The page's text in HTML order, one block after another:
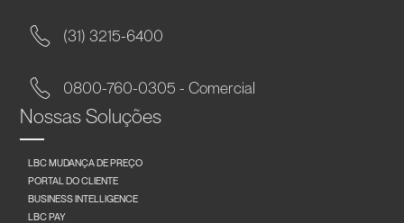
(31) 3215-6400
0800-760-0305 - Comercial
Nossas Soluções
LBC MUDANÇA DE PREÇO
PORTAL DO CLIENTE
BUSINESS INTELLIGENCE
LBC PAY